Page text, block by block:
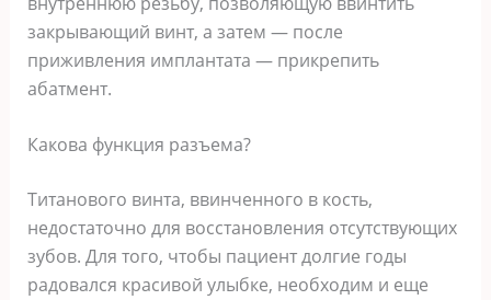
закрывающий винт, а затем — после
приживления имплантата — прикрепить
абатмент.
Какова функция разъема?
Титанового винта, ввинченного в кость,
недостаточно для восстановления отсутствующих
зубов. Для того, чтобы пациент долгие годы
радовался красивой улыбке, необходим и еще